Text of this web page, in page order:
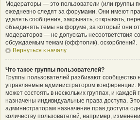
Модераторы — это пользователи (или группы
ежедневно следят за форумами. Они имеют
удалять сообщения, закрывать, открывать,
объединять темы на форуме, за который они
модераторов — не допускать несоответствия
обсуждаемым темам (оффтопик), оскорблений.
Вернуться к началу
Что такое группы пользователей?
Группы пользователей разбивают сообщество
управляемые администратором конференции.
может состоять в нескольких группах, и каждой
назначены индивидуальные права доступа. Это
администраторам назначение прав доступа
количеству пользователей, например,